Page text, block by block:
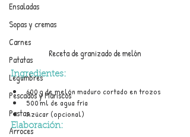
Ensaladas
Sopas y cremas
Carnes
Patatas
Legumbres
Pescados y Mariscos
Pastas
Arroces
Receta de granizado de melón
Ingredientes:
600 g de melón maduro cortado en trozos
500 ml de agua fría
Azúcar (opcional)
Elaboración: